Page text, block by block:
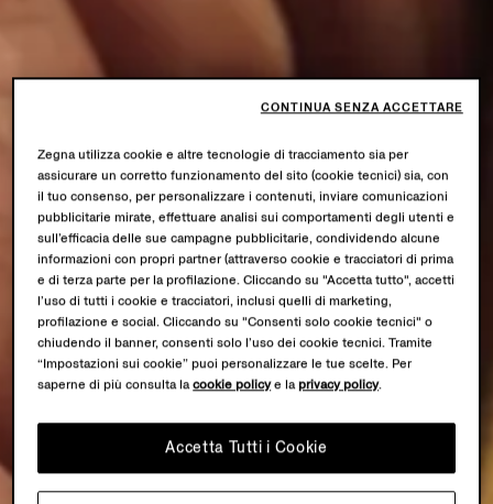
Zegna utilizza cookie e altre tecnologie di tracciamento sia per
assicurare un corretto funzionamento del sito (cookie tecnici) sia, con
il tuo consenso, per personalizzare i contenuti, inviare comunicazioni
pubblicitarie mirate, effettuare analisi sui comportamenti degli utenti e
sull’efficacia delle sue campagne pubblicitarie, condividendo alcune
informazioni con propri partner (attraverso cookie e tracciatori di prima
e di terza parte per la profilazione. Cliccando su "Accetta tutto", accetti
l’uso di tutti i cookie e tracciatori, inclusi quelli di marketing,
profilazione e social. Cliccando su "Consenti solo cookie tecnici" o
chiudendo il banner, consenti solo l’uso dei cookie tecnici. Tramite
“Impostazioni sui cookie” puoi personalizzare le tue scelte. Per
saperne di più consulta lacookie policye laprivacy policy.
Accetta Tutti i Cookie
CONTINUA SENZA ACCETTARE